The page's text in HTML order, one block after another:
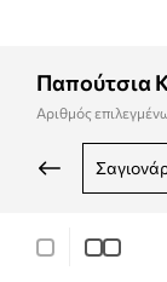
Παπούτσια
Αριθμός